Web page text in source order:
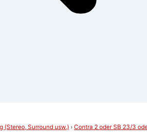
(Stereo, Surround usw.) › Contra 2 oder SB 23/3